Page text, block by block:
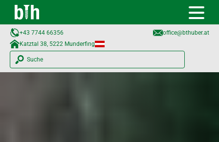
+43 7744 66356
office@bthuber.at​
Katztal 38, 5222 Munderfing
Suche